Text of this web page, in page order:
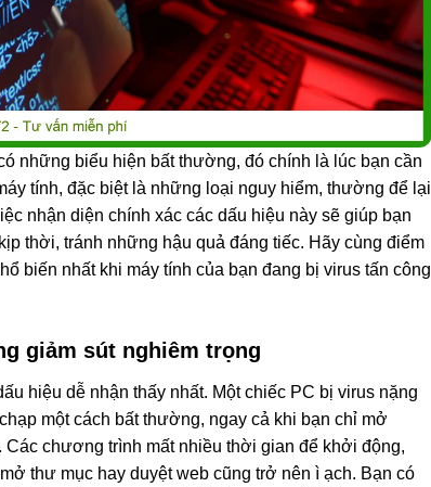
những biểu hiện bất thường, đó chính là lúc bạn cần
tính, đặc biệt là những loại nguy hiểm, thường để lại
nhận diện chính xác các dấu hiệu này sẽ giúp bạn
thời, tránh những hậu quả đáng tiếc. Hãy cùng điểm
biến nhất khi máy tính của bạn đang bị virus tấn công
giảm sút nghiêm trọng
hiệu dễ nhận thấy nhất. Một chiếc PC bị virus nặng
một cách bất thường, ngay cả khi bạn chỉ mở
chương trình mất nhiều thời gian để khởi động,
thư mục hay duyệt web cũng trở nên ì ạch. Bạn có